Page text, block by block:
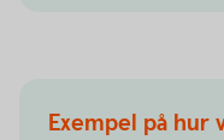
Exempel på hur